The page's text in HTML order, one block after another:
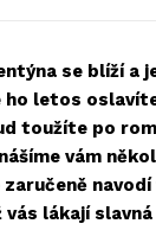
se blíží a
letos
toužíte po
vám
lákají